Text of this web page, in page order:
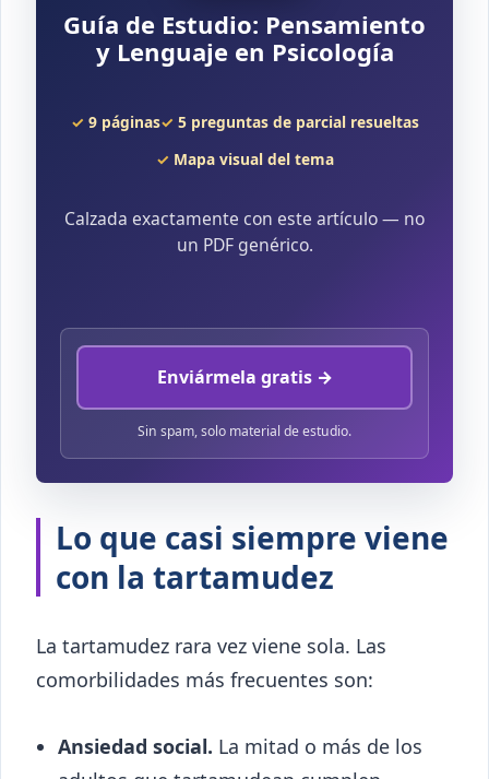
Guía de Estudio: Pensamiento
y Lenguaje en Psicología
9 páginas
5 preguntas de parcial resueltas
Mapa visual del tema
Calzada exactamente con este artículo — no
un PDF genérico.
Enviármela gratis →
Sin spam, solo material de estudio.
Lo que casi siempre viene
con la tartamudez
La tartamudez rara vez viene sola. Las
comorbilidades más frecuentes son:
Ansiedad social. La mitad o más de los